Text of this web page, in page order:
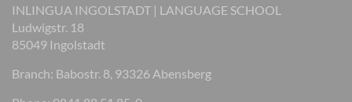
INLINGUA INGOLSTADT | LANGUAGE SCHOOL
Ludwigstr. 18
85049 Ingolstadt
Branch: Babostr. 8, 93326 Abensberg